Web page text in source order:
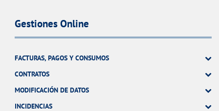
Gestiones Online
FACTURAS, PAGOS Y CONSUMOS
CONTRATOS
MODIFICACIÓN DE DATOS
INCIDENCIAS